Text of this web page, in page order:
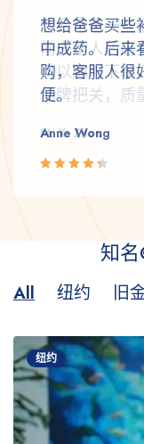
想给爸爸买些
中成药。后来
购，客服人很
便。
Anne Wong
知名
All 纽约 旧
纽约